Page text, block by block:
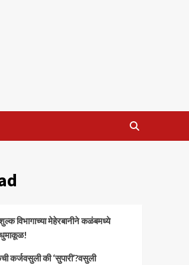
विभागाच्या मेहेरबानीने कळंबमध्ये
धुमाकूळ!
कर्जवसुली की ‘सुपारी’?वसुली